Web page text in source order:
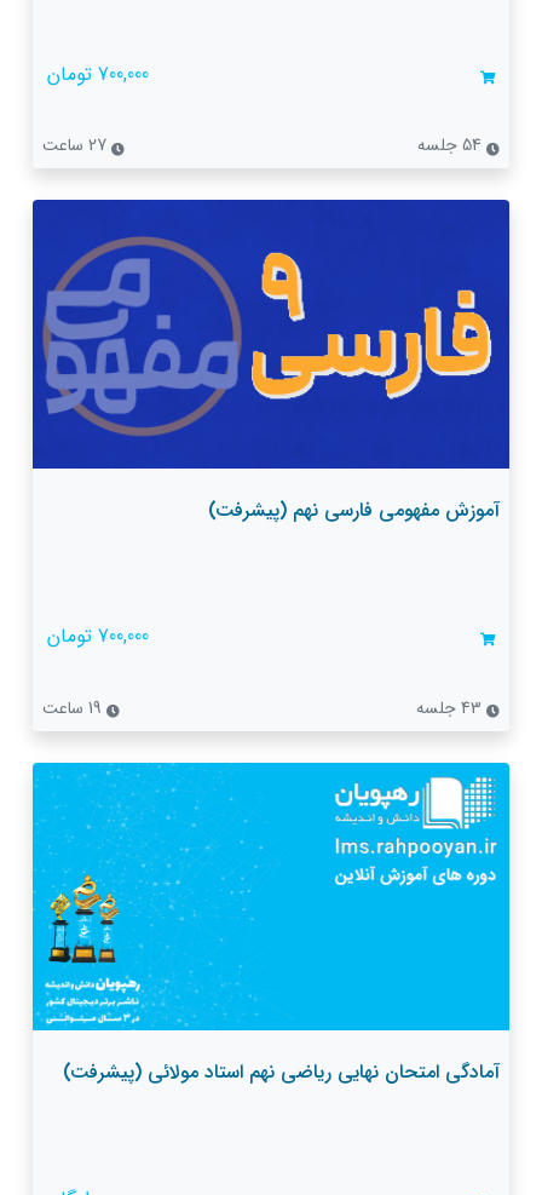
700,000 تومان
آموزش مفهومی فارسی نهم (پیشرفت)
700,000 تومان
آمادگی امتحان نهایی ریاضی نهم استاد مولائی (پیشرفت)